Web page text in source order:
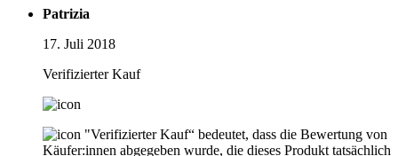
Patrizia
17. Juli 2018
Verifizierter Kauf
"Verifizierter Kauf“ bedeutet, dass die Bewertung von
Käufer:innen abgegeben wurde, die dieses Produkt tatsächlich